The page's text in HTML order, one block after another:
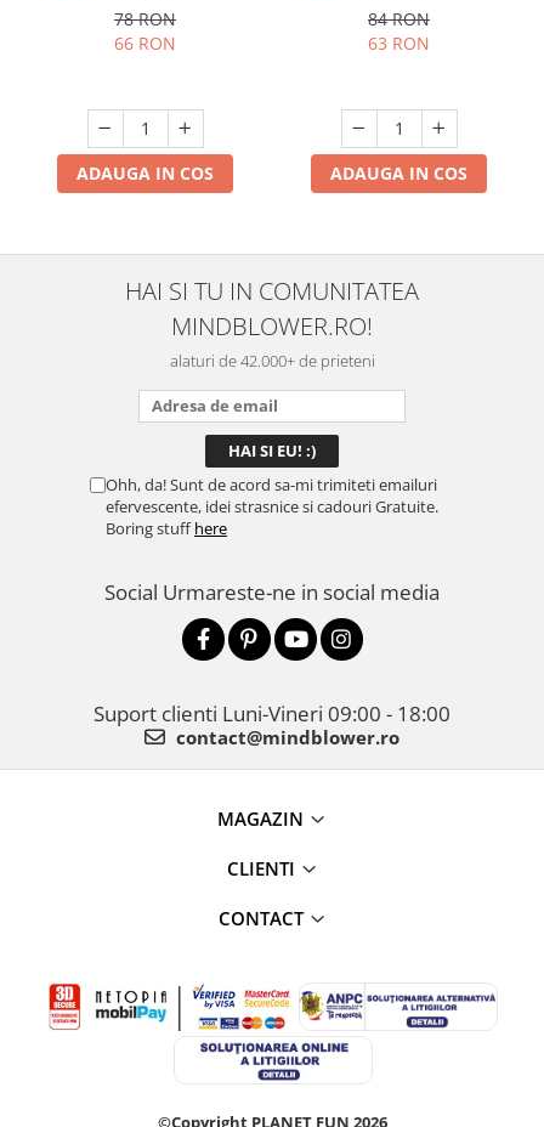
78 RON
66 RON
ADAUGA IN COS
84 RON
63 RON
ADAUGA IN COS
HAI SI TU IN COMUNITATEA
MINDBLOWER.RO!
alaturi de 42.000+ de prieteni
Ohh, da! Sunt de acord sa-mi trimiteti emailuri
efervescente, idei strasnice si cadouri Gratuite.
Boring stuffhere
Social Urmareste-ne in social media
Suport clienti Luni-Vineri 09:00 - 18:00
contact@mindblower.ro
MAGAZIN
CLIENTI
CONTACT
©Copyright PLANET FUN 2026